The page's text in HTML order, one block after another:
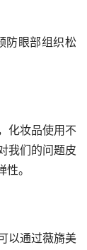
防眼部组织松
化妆品使用不
我们的问题皮
。
以通过薇旖美